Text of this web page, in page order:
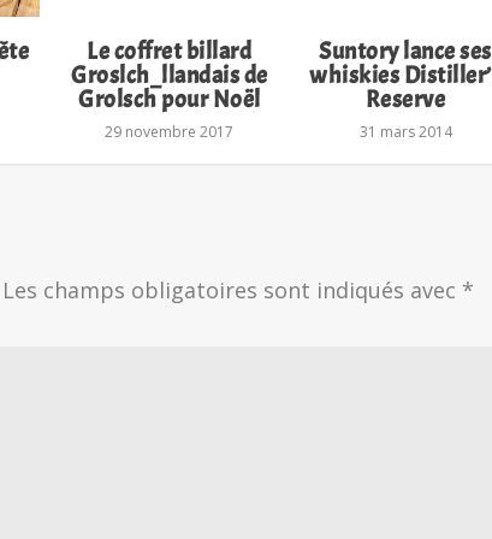
Le coffret billard
Groslch_llandais de
Grolsch pour Noël
29 novembre 2017
Suntory lance ses
whiskies
Reserve
31 mars 2014
Les champs obligatoires sont indiqués avec *